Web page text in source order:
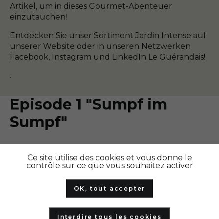
Artikel, um in dieses Gourmet-Abenteuer
einzutauchen!
Entdecken Sie unser Sortiment Jardin Intense auf
unserer Website oder in unseren Netzwerken
Facebook, Instagram und LinkedIn Le Guérandais!
.
Episode 1 "Sumpf im
Sumpf"
Ce site utilise des cookies et vous donne le
contrôle sur ce que vous souhaitez activer
OK, tout accepter
Interdire tous les cookies